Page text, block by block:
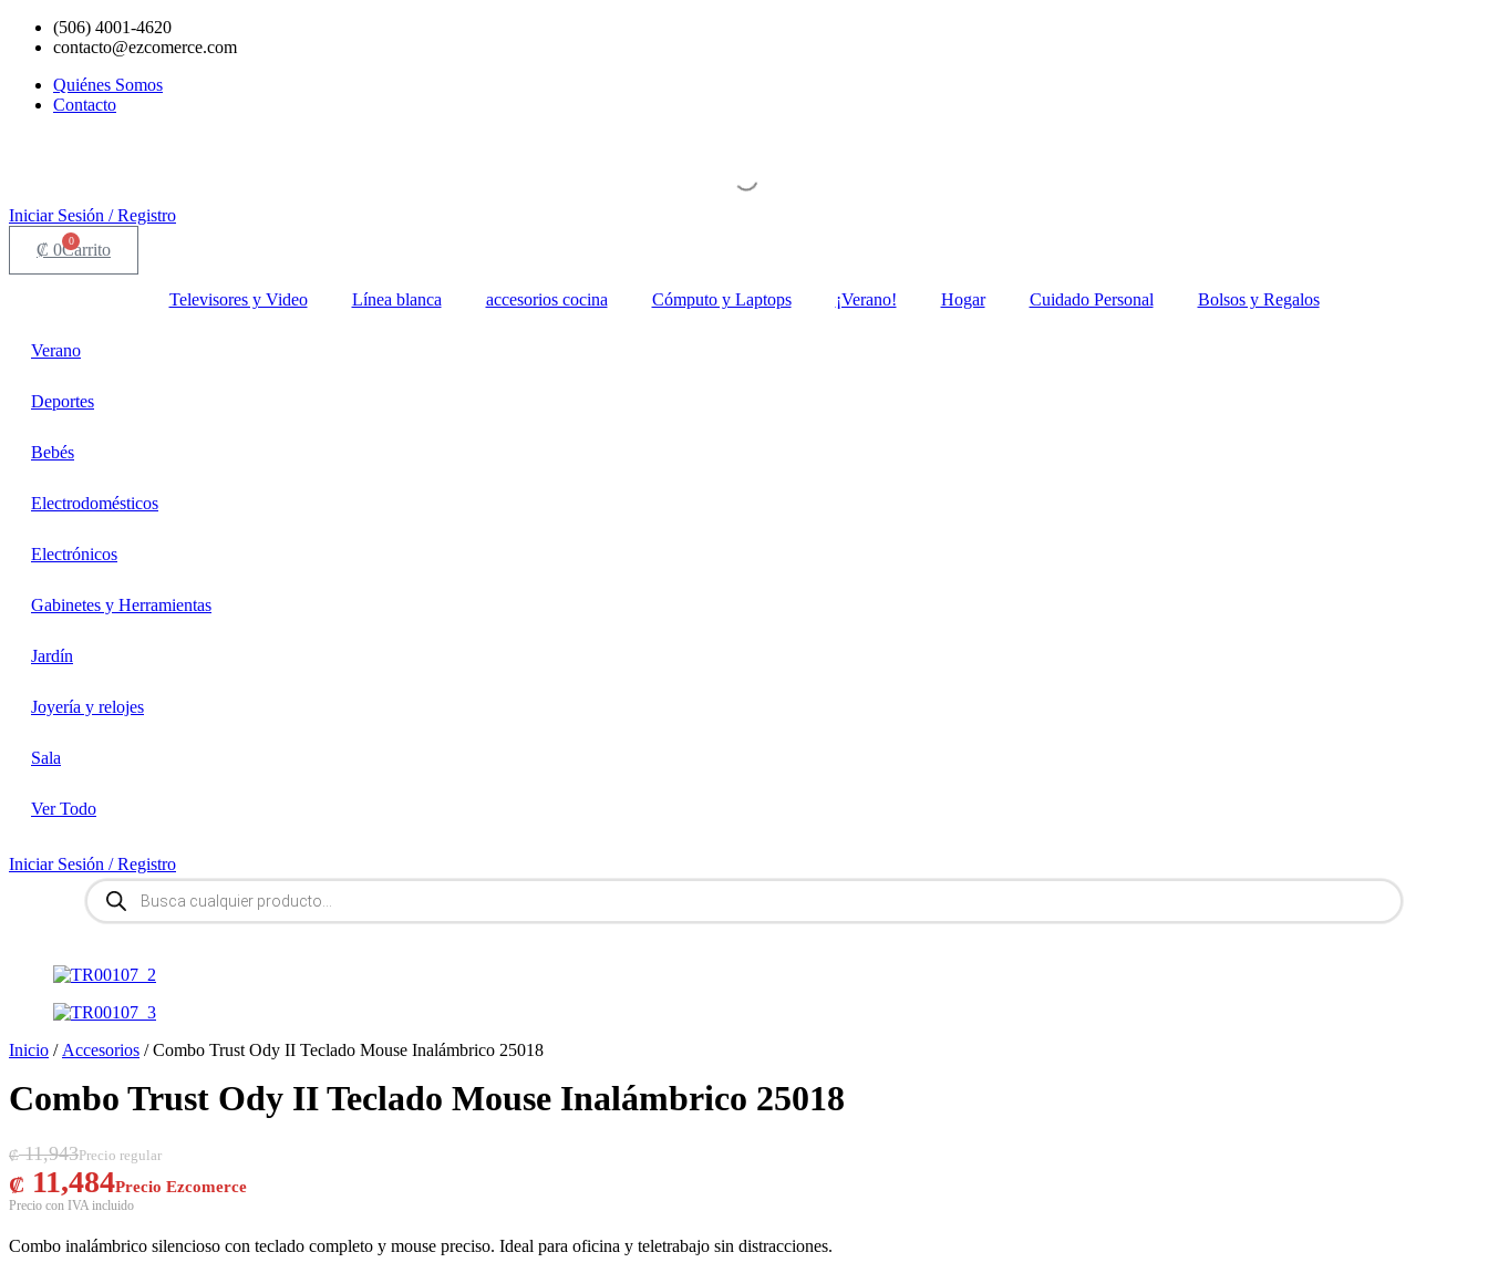
(506) 4001-4620
contacto@ezcomerce.com
Quiénes Somos
Contacto
Iniciar Sesión / Registro
₡ 0 0
Carrito
Televisores y Video Línea blanca accesorios cocina Cómputo y Laptops ¡Verano! Hogar Cuidado Personal Bolsos y Regalos
Verano
Deportes
Bebés
Electrodomésticos
Electrónicos
Gabinetes y Herramientas
Jardín
Joyería y relojes
Sala
Ver Todo
Iniciar Sesión / Registro
Búsqueda
de
productos
Inicio / Accesorios / Combo Trust Ody II Teclado Mouse Inalámbrico 25018
Combo Trust Ody II Teclado Mouse Inalámbrico 25018
₡11,943
El precio original era: ₡ 11,943.
₡ 11,484
El precio actual es: ₡ 11,484.
Combo inalámbrico silencioso con teclado completo y mouse preciso. Ideal para oficina y teletrabajo sin distracciones.